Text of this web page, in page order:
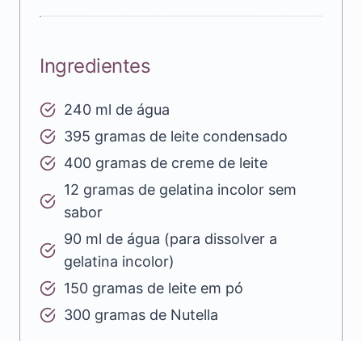
Ingredientes
240 ml de água
395 gramas de leite condensado
400 gramas de creme de leite
12 gramas de gelatina incolor sem
sabor
90 ml de água (para dissolver a
gelatina incolor)
150 gramas de leite em pó
300 gramas de Nutella